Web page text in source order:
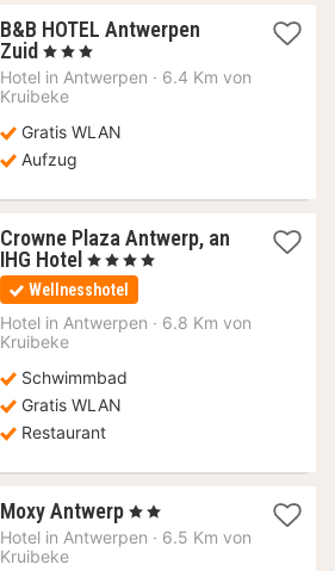
B&B HOTEL Antwerpen
Zuid 1
Nacht
ab
€
, 3 Sterne
Hotel in Antwerpen · 6.4 Km von
Kruibeke
Gratis WLAN
Aufzug
Crowne Plaza Antwerp, an
IHG Hotel 1
Nacht
ab
66,07
, 4 Sterne
Wellnesshotel
Hotel in Antwerpen · 6.8 Km von
Kruibeke
Schwimmbad
Gratis WLAN
Restaurant
Moxy Antwerp 1
Nacht
, 2 Sterne
Hotel in Antwerpen · 6.5 Km von
Kruibeke